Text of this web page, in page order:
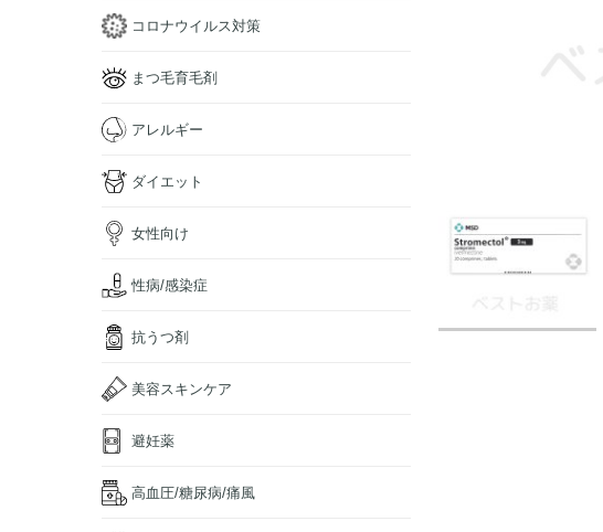
コロナウイルス対策
まつ毛育毛剤
アレルギー
ダイエット
女性向け
性病/感染症
抗うつ剤
美容スキンケア
避妊薬
高血圧/糖尿病/痛風